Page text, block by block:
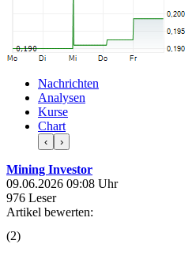
Nachrichten
Analysen
Kurse
Chart
‹ ›
Mining Investor
09.06.2026 09:08 Uhr
976 Leser
Artikel bewerten:
(2)